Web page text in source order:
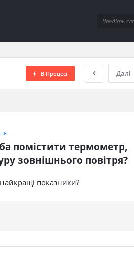
Далі
В Процесі
помістити термометр,
зовнішнього повітря?
показники?